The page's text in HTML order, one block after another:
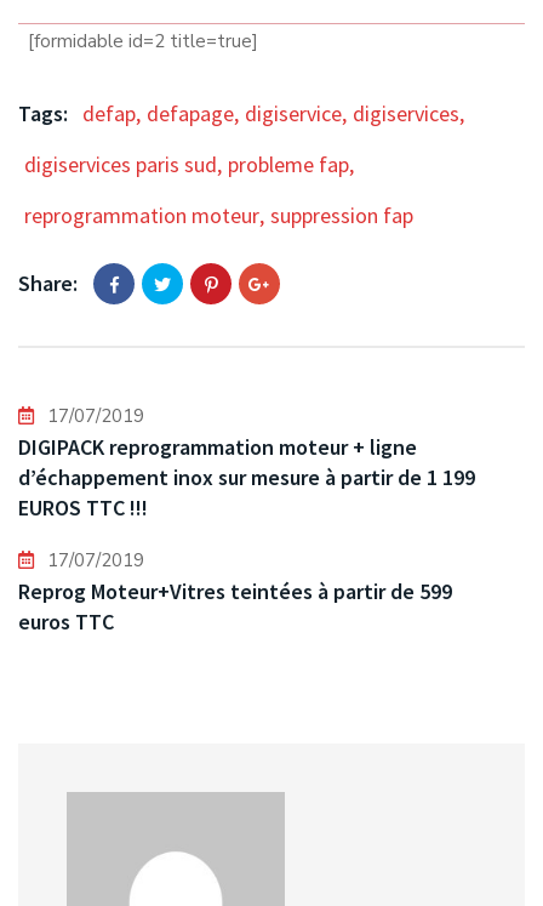
[formidable id=2 title=true]
Tags: defap, defapage, digiservice, digiservices,
digiservices paris sud, probleme fap,
reprogrammation moteur, suppression fap
Share:
17/07/2019
DIGIPACK reprogrammation moteur + ligne
d’échappement inox sur mesure à partir de 1 199
EUROS TTC !!!
17/07/2019
Reprog Moteur+Vitres teintées à partir de 599
euros TTC